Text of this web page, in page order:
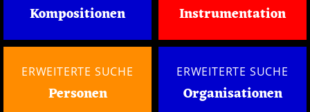
Kompositionen Instrumentation
ERWEITERTE SUCHE
Personen
ERWEITERTE SUCHE
Organisationen